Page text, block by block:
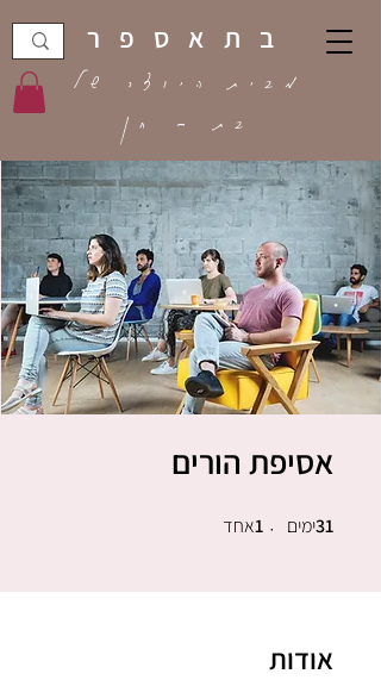
בתאספר
מבית היוצר של
בת - חן
אסיפת הורים
31ימים 1אחד
אודות